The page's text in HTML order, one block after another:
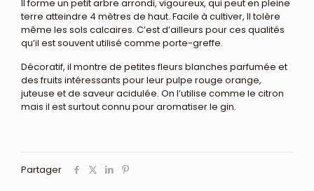
Il forme un petit arbre arrondi, vigoureux, qui peut en pleine
terre atteindre 4 mètres de haut. Facile à cultiver, Il tolère
même les sols calcaires. C’est d’ailleurs pour ces qualités
qu’il est souvent utilisé comme porte-greffe.
Décoratif, il montre de petites fleurs blanches parfumée et
des fruits intéressants pour leur pulpe rouge orange,
juteuse et de saveur acidulée. On l’utilise comme le citron
mais il est surtout connu pour aromatiser le gin.
Partager